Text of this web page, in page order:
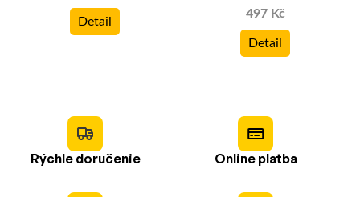
Detail
497 Kč
Detail
Rýchle doručenie Online platba